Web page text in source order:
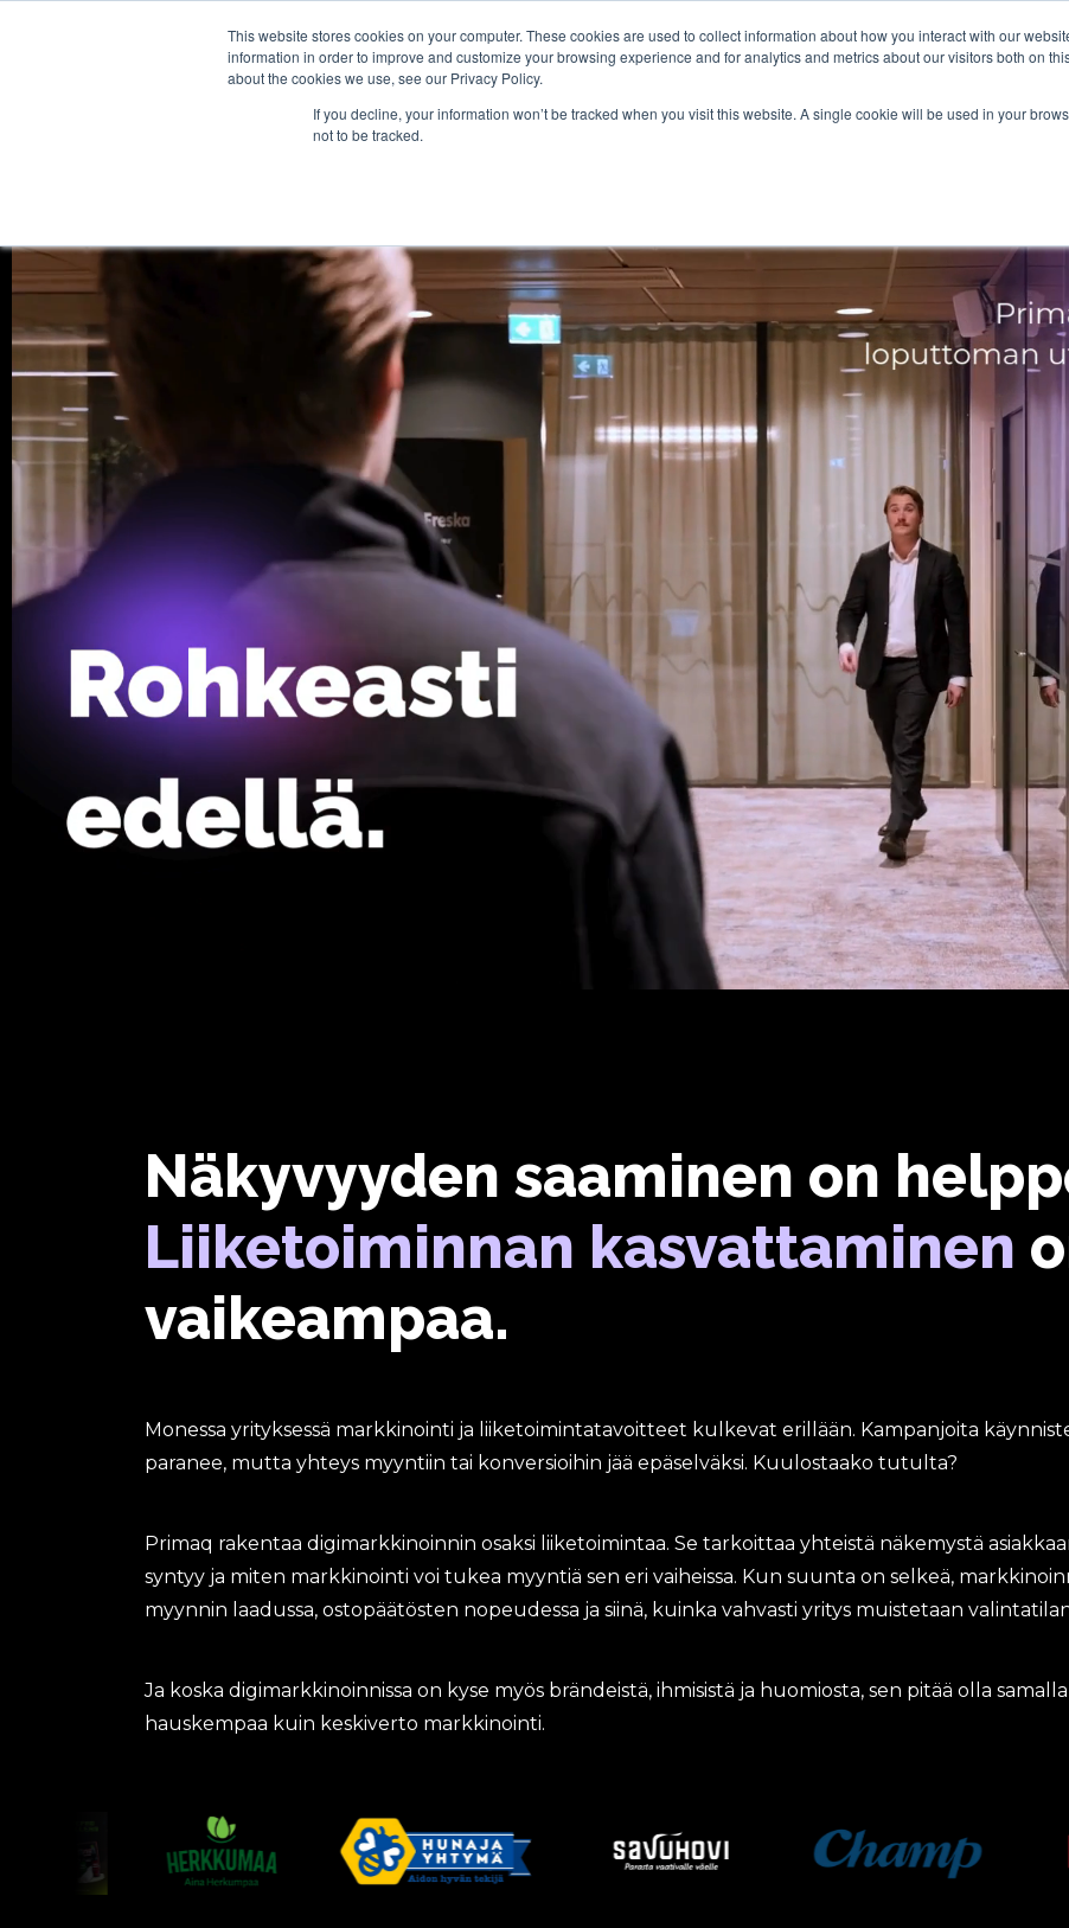
This website stores cookies on your computer. These cookies are used to collect information about how you interact with our
information in order to improve and customize your browsing experience and for analytics and metrics about our visitors both on
about the cookies we use, see our Privacy Policy.
If you decline, your information won’t be tracked when you visit this website. A single cookie will be used in your
not to be tracked.
Palvelut
Palvelut
Referenssit Miten toimimme Meistä
Näkyvyyden saaminen on
Liiketoiminnan kasvattaminen
vaikeampaa.
Monessa yrityksessä markkinointi ja liiketoimintatavoitteet kulkevat erillään. Kampanjoita
paranee, mutta yhteys myyntiin tai konversioihin jää epäselväksi. Kuulostaako tutulta?
Primaq rakentaa digimarkkinoinnin osaksi liiketoimintaa. Se tarkoittaa yhteistä näkemystä
syntyy ja miten markkinointi voi tukea myyntiä sen eri vaiheissa. Kun suunta on selkeä,
myynnin laadussa, ostopäätösten nopeudessa ja siinä, kuinka vahvasti yritys muistetaan
Ja koska digimarkkinoinnissa on kyse myös brändeistä, ihmisistä ja huomiosta, sen pitää olla
hauskempaa kuin keskiverto markkinointi.